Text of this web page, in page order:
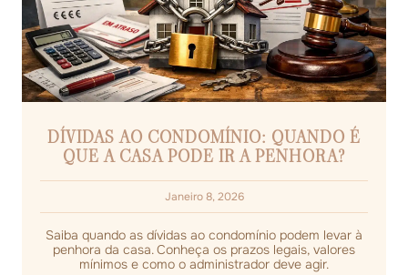
DÍVIDAS AO CONDOMÍNIO: QUANDO É
QUE A CASA PODE IR A PENHORA?
Janeiro 8, 2026
Saiba quando as dívidas ao condomínio podem levar à
penhora da casa. Conheça os prazos legais, valores
mínimos e como o administrador deve agir.